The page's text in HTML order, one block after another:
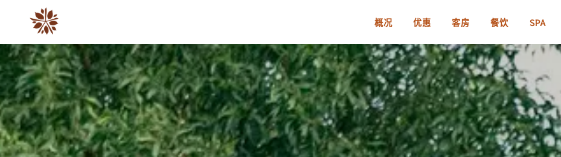
概况 优惠 客房 餐饮 SPA